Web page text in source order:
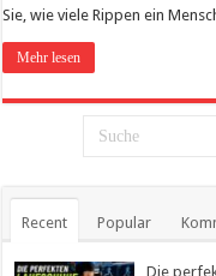
Sie, wie viele Rippen ein
Mehr lesen
Recent Popular
Die